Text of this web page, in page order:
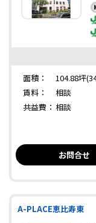
面積：
104.88坪
賃料：
相談
共益費： 相談
お問合せ
A-PLACE恵比寿東